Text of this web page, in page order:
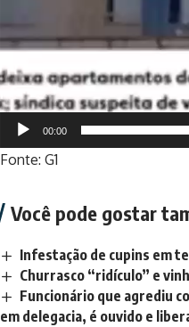
00:00
Fonte: G1
Você pode gostar
Infestação de cupins em
Churrasco “ridículo” e
Funcionário que agrediu
em delegacia, é ouvido e